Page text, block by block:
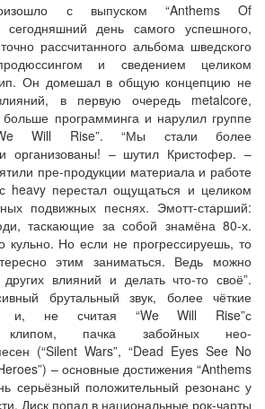
с выпуском “Anthems Of
сегодняшний день самого успешного,
рассчитанного альбома шведского
и сведением целиком
Он домешал в общую концепцию не
в первую очередь metalcore,
больше программинга и нарулил группе
Will Rise”. “Мы стали более
организованы! – шутил Кристофер. –
пре-продукции материала и работе
heavy перестал ощущаться и целиком
подвижных песнях. Эмотт-старший:
таскающие за собой знамёна 80-х.
кульно. Но если не прогрессируешь, то
этим заниматься. Ведь можно
других влияний и делать что-то своё”.
брутальный звук, более чёткие
и, не считая “We Will Rise”с
клипом, пачка забойных нео-
(“Silent Wars”, “Dead Eyes See No
– основные достижения “Anthems
серьёзный положительный резонанс у
Диск попал в национальные рок-чарты